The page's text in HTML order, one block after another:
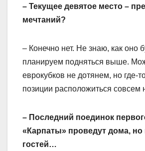
– Текущее девятое место –
мечтаний?
– Конечно нет. Не знаю, как оно
планируем подняться выше.
еврокубков не дотянем, но где-
позиции расположиться совсем
– Последний поединок
«Карпаты» проведут дома, но
гостей…